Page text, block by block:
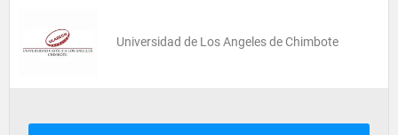
Universidad de Los Angeles de Chimbote